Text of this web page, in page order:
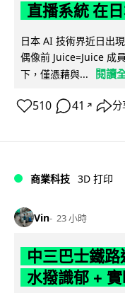
直播系統 在
日本 AI 技術界近日出
偶像前 Juice=Juice 成
下，僅憑藉與...
閱讀
510 41 ↗ 分
商業科技 3D 打印
Vin 23 小時
中三巴士鐵
水撥識郁 +